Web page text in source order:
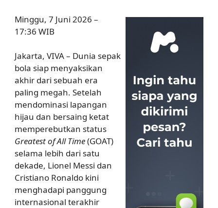
Minggu, 7 Juni 2026 –
17:36 WIB
Jakarta, VIVA – Dunia sepak
bola siap menyaksikan
akhir dari sebuah era
paling megah. Setelah
mendominasi lapangan
hijau dan bersaing ketat
memperebutkan status
Greatest of All Time(GOAT)
selama lebih dari satu
dekade, Lionel Messi dan
Cristiano Ronaldo kini
menghadapi panggung
internasional terakhir